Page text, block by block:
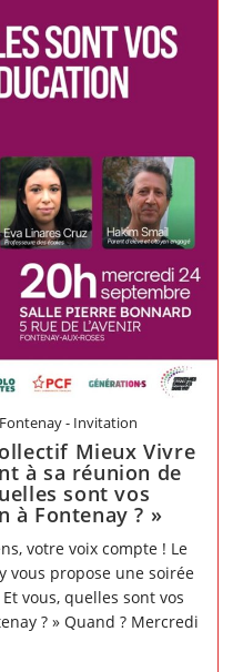
- Invitation
Mieux Vivre
à sa réunion de
sont vos
à Fontenay ? »
votre voix compte ! Le
vous propose une soirée
vous, quelles sont vos
? » Quand ? Mercredi